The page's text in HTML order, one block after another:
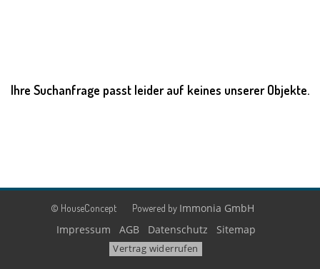
Ihre Suchanfrage passt leider auf keines unserer Objekte.
© HouseConcept Powered by Immonia GmbH
Impressum
AGB Datenschutz Sitemap
Vertrag widerrufen